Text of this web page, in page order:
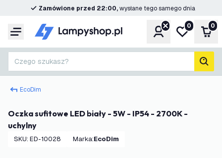
Zamówione przed 22:00,wysłane tego samego dnia
Menu KontoMoja lista
0 0
Czego szukasz?
EcoDim
Oczka sufitowe LED biały - 5W - IP54 - 2700K -
uchylny
SKU: ED-10028 Marka: EcoDim